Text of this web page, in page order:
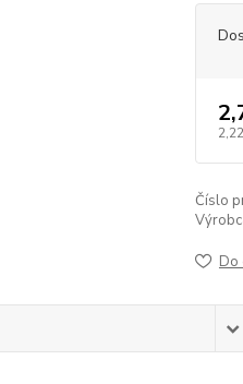
Číslo
Do